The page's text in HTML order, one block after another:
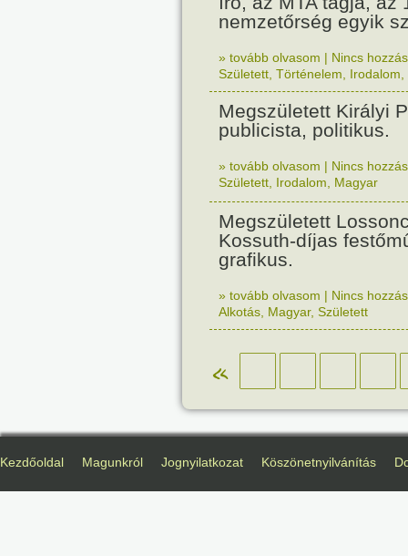
nemzetőrség egyik
» tovább olvasom | Nincs
Született Történelem Irodalom
Megszületett Királyi
publicista, politikus.
» tovább olvasom | Nincs
Született Irodalom Magyar
Megszületett
Kossuth-díjas
grafikus.
» tovább olvasom | Nincs
Alkotás Magyar, Született
«
Kezdőoldal Magunkról Jognyilatkozat Köszönetnyilvánítás